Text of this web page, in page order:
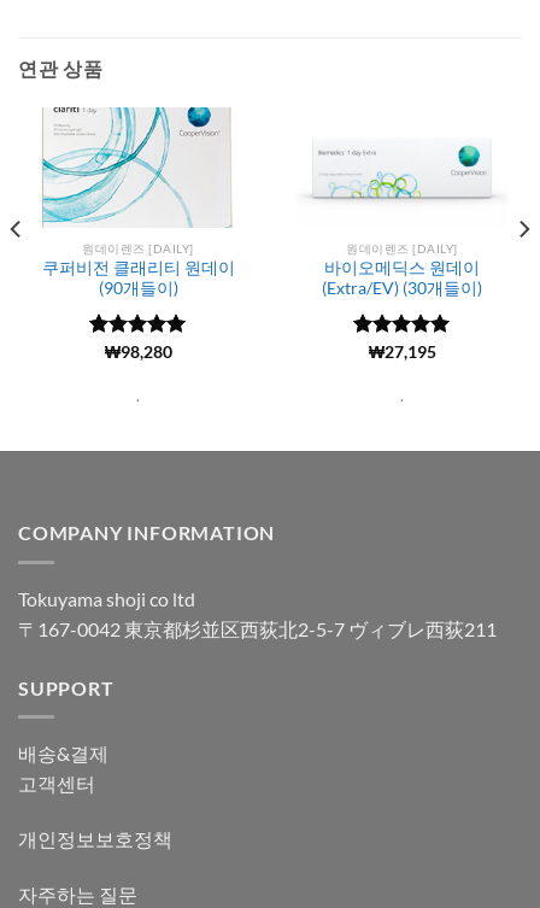
연관 상품
원데이렌즈 [DAILY]
쿠퍼비전 클래리티 원데이
(90개들이)
5 중에서
(187)
₩98,280
.
원데이렌즈 [DAILY]
바이오메딕스 원데이
(Extra/EV) (30개들이)
5 중에서
(714)
₩27,195
.
COMPANY INFORMATION
Tokuyama shoji co ltd
〒167-0042 東京都杉並区西荻北2-5-7 ヴィブレ西荻211
SUPPORT
배송&결제
고객센터
개인정보보호정책
자주하는 질문